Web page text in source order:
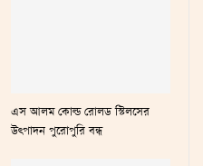
এস আলম কোল্ড রোলড স্টিলসের
উৎপাদন পুরোপুরি বন্ধ